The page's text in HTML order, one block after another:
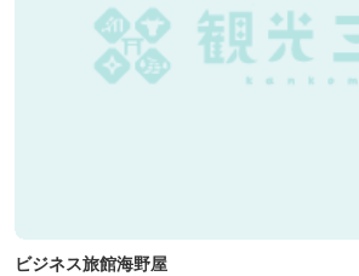
ビジネス旅館海野屋